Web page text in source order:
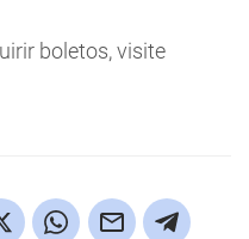
boletos, visite